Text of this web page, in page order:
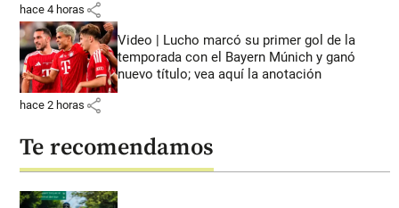
hace 4 horas share
Video | Lucho marcó su primer gol de la
temporada con el Bayern Múnich y ganó
nuevo título; vea aquí la anotación
hace 2 horas share
Te recomendamos